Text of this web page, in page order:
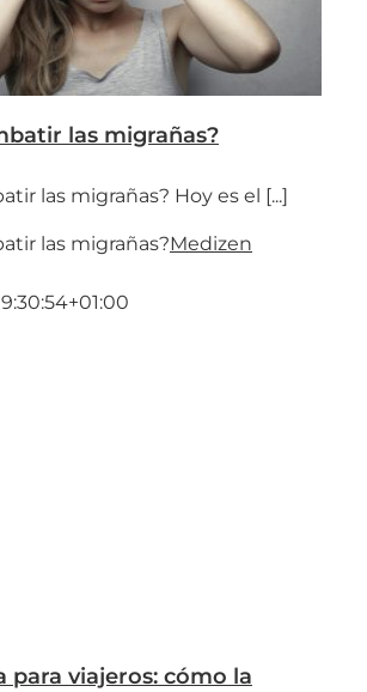
las migrañas?
las migrañas? Hoy es el [...]
las migrañas?Medizen
para viajeros: cómo la